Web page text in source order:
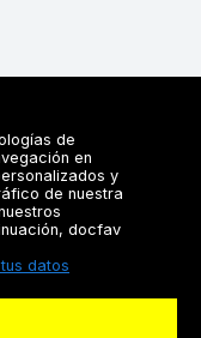
de
en
y
de nuestra
docfav
datos